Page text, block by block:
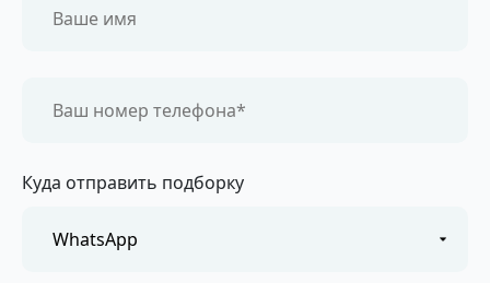
Куда отправить подборку